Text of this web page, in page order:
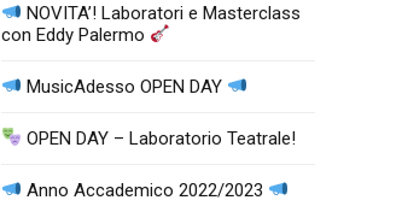
NOVITA’! Laboratori e Masterclass
con Eddy Palermo
MusicAdesso OPEN DAY
OPEN DAY – Laboratorio Teatrale!
Anno Accademico 2022/2023